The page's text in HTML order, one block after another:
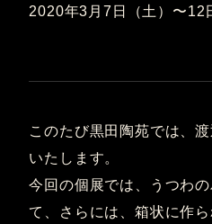
2020年3月7日（土）〜12
このたび黒田陶苑では、
いたします。
今回の個展では、うつわ
て、さらには、箱状に作